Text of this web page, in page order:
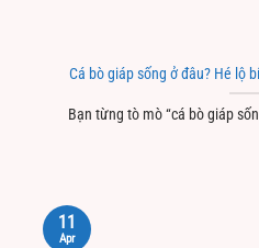
Cá bò giáp sống ở đâu? Hé lộ
Bạn từng tò mò “cá bò giáp
11
Apr